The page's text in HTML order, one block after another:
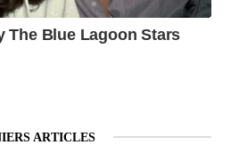
ARTICLES